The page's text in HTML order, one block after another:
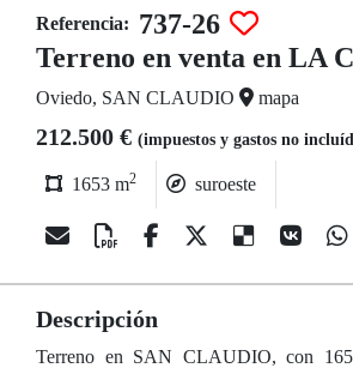
Referencia: 737-26
Terreno en venta en LA
Oviedo, SAN CLAUDIO mapa
212.500 € (impuestos y gastos no
1653 m2 suroeste
Descripción
Terreno en SAN CLAUDIO, con